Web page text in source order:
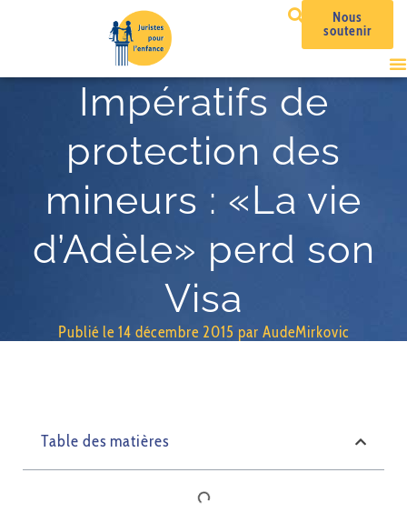
Nous
soutenir
Impératifs de
protection des
mineurs : «La vie
d’Adèle» perd son
Visa
Publié le 14 décembre 2015 par AudeMirkovic
Table des matières